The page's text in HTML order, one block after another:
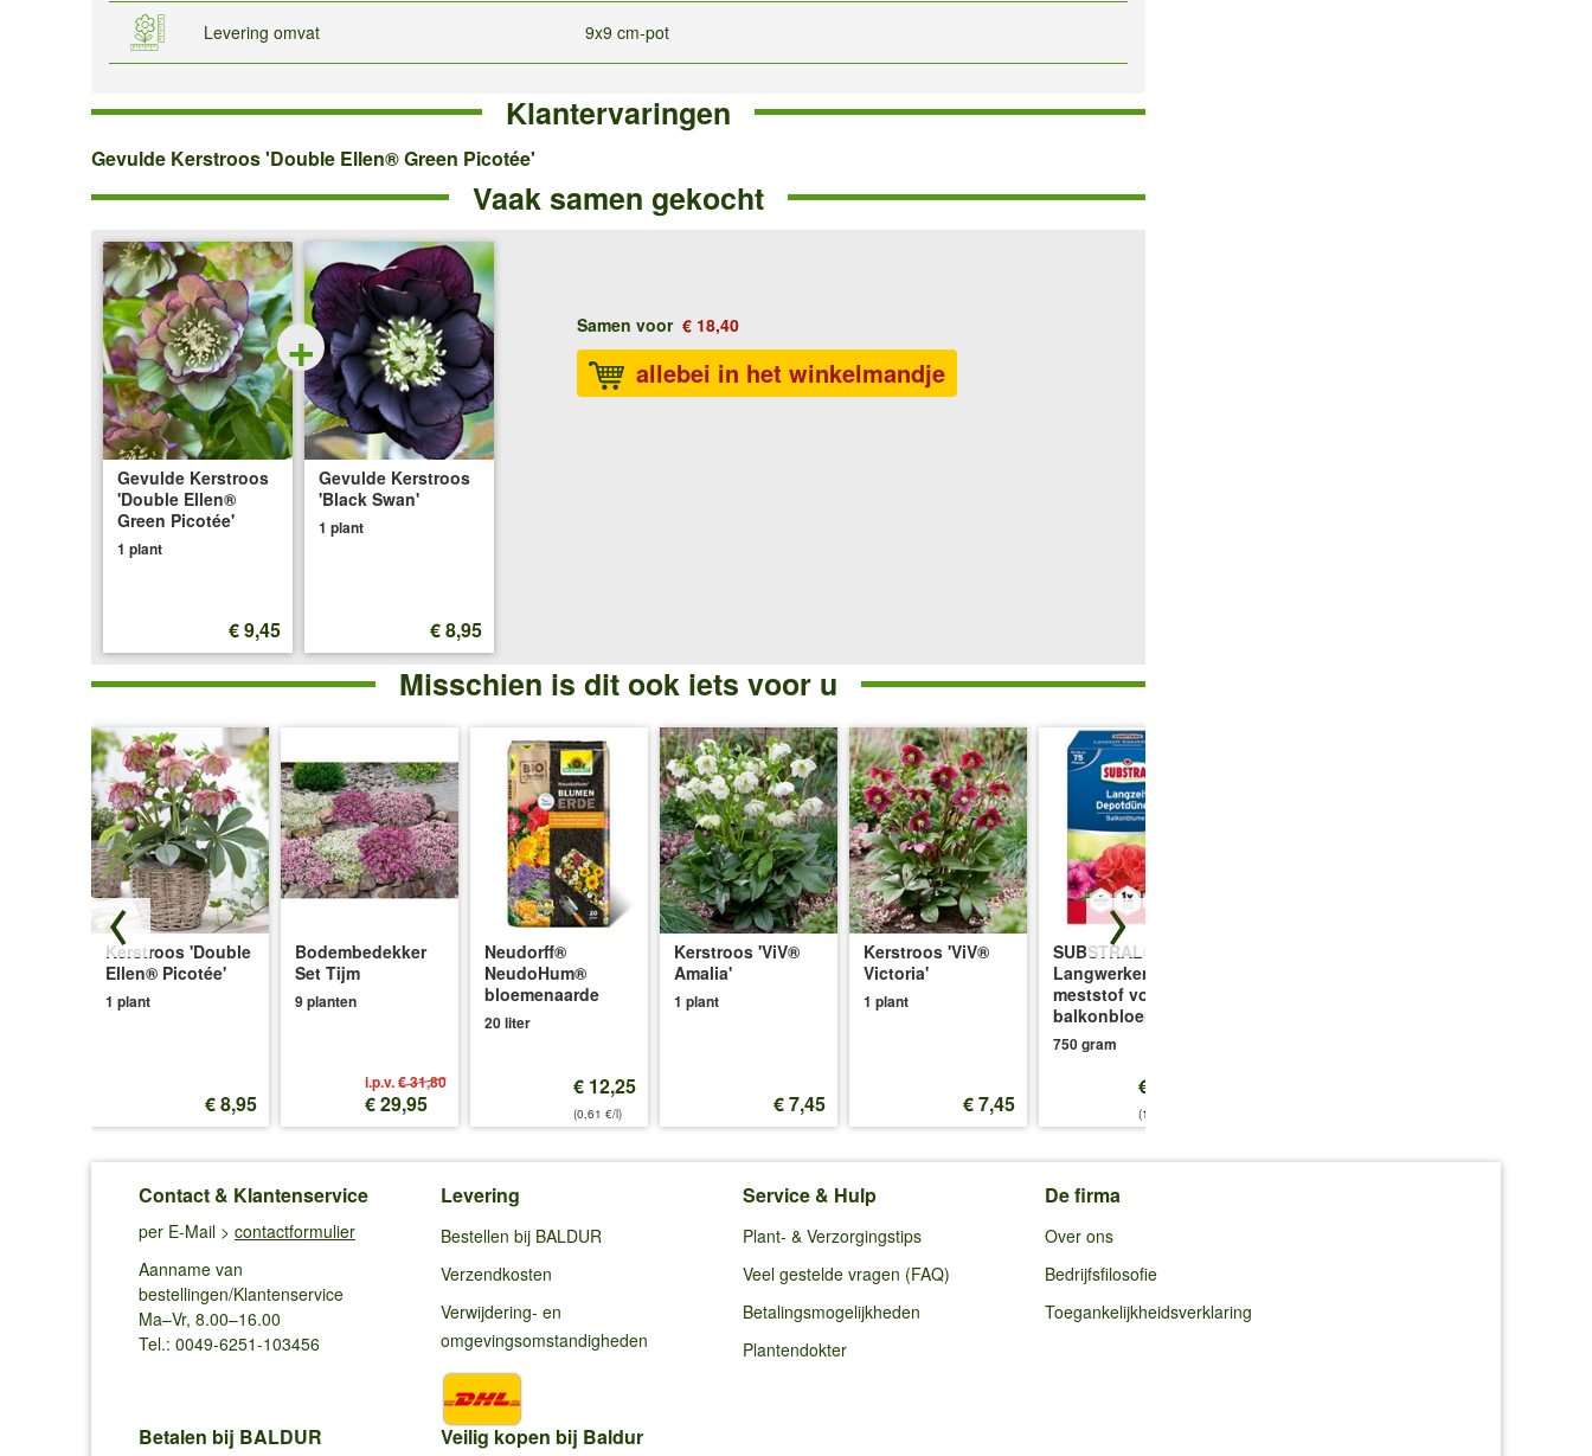
Levering omvat 9x9 cm-pot
Klantervaringen
Gevulde
Ellen®
Green
Picotée'
Gevulde Kerstroos 'Double Ellen® Green Picotée'
Vaak samen gekocht
Gevulde Kerstroos
'Double Ellen®
Green Picotée'
1 plant
€ 9,45
+
Gevulde Kerstroos
'Black Swan'
1 plant
€ 8,95
Samen voor € 18,40
allebei in het winkelmandje
Misschien is dit ook iets voor u
Kerstroos 'Double
Ellen® Picotée'
1 plant
€ 8,95
Bodembedekker
Set Tijm
9 planten
i.p.v.€ 31,80
€ 29,95
Neudorff®
NeudoHum®
bloemenaarde
20 liter
€ 12,25
(0,61 €/l)
Kerstroos 'ViV®
Amalia'
1 plant
€ 7,45
Kerstroos 'ViV®
Victoria'
1 plant
€ 7,45
SUBSTRAL®
Langwerkende
meststof voor
balkonbloemen
750 gram
€ 13,25
(17,67 €/kg)
Contact & Klantenservice
per E-Mail > contactformulier
Aanname van
bestellingen/Klantenservice
Ma–Vr, 8.00–16.00
Tel.: 0049-6251-103456
Levering
Bestellen bij BALDUR
Verzendkosten
Verwijdering- en
omgevingsomstandigheden
Service & Hulp
Plant- & Verzorgingstips
Veel gestelde vragen (FAQ)
Betalingsmogelijkheden
Plantendokter
De firma
Over ons
Bedrijfsfilosofie
Toegankelijkheidsverklaring
Betalen bij BALDUR Veilig kopen bij Baldur